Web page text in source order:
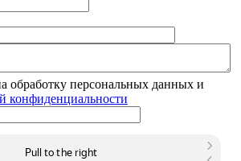
обработку персональных данных и
конфиденциальности